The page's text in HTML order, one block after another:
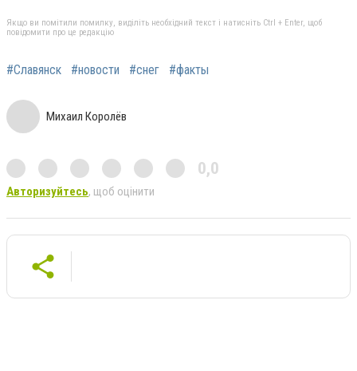
Якщо ви помітили помилку, виділіть необхідний текст і натисніть Ctrl + Enter, щоб
повідомити про це редакцію
#Славянск #новости #снег #факты
Михаил Королёв
0,0
Авторизуйтесь, щоб оцінити